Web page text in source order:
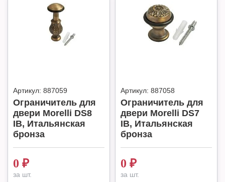
Артикул: 887059
Ограничитель для
двери Morelli DS8
IB, Итальянская
бронза
0 ₽
за шт.
Артикул: 887058
Ограничитель для
двери Morelli DS7
IB, Итальянская
бронза
0 ₽
за шт.